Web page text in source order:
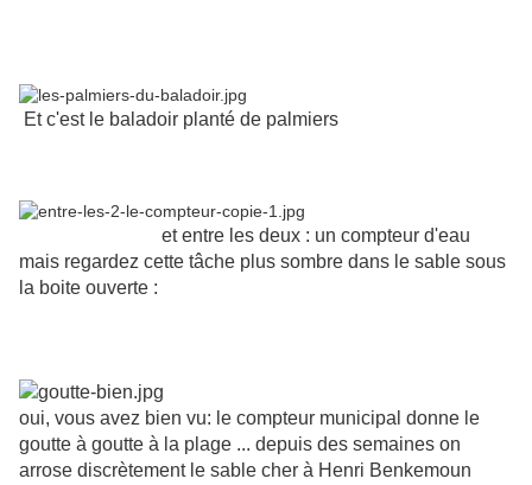
Et c'est le baladoir planté de palmiers
et entre les deux : un compteur d'eau
mais regardez cette tâche plus sombre dans le sable sous
la boite ouverte :
oui, vous avez bien vu: le compteur municipal donne le
goutte à goutte à la plage ... depuis des semaines on
arrose discrètement le sable cher à Henri Benkemoun